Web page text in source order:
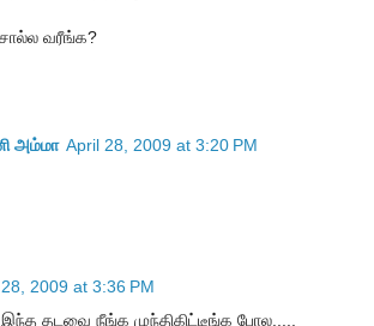
வரீங்க?
அம்மா April 28, 2009 at 3:20 PM
2009 at 3:36 PM
தடவை நீங்க முந்திகிட்டீங்க போல.....